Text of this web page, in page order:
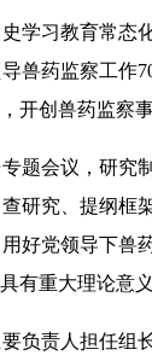
学习教育常
兽药监察工
开创兽药监察事
题会议，研
研究、提纲
好党领导下
有重大理论意义
负责人担任